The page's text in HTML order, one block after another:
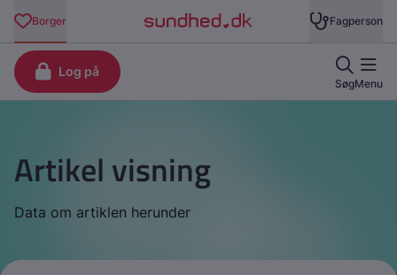
Artikel visning
Data om artiklen herunder